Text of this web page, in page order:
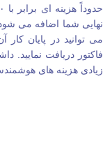
نهایی شما اضافه می‌
می‌ توانید در پایان
فاکتور دریافت نمایید.
زیادی هزینه‌ های